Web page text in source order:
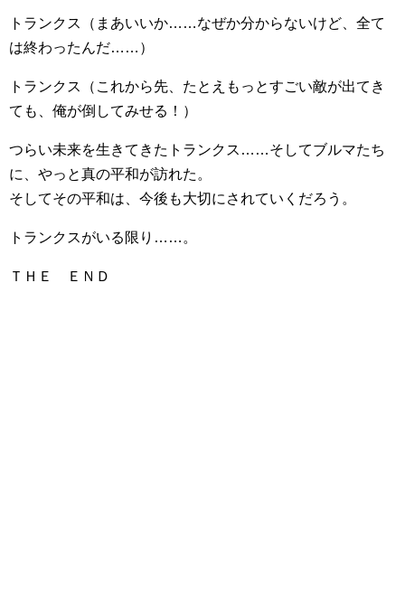
トランクス（まあいいか……なぜか分からないけど、全て
は終わったんだ……）
トランクス（これから先、たとえもっとすごい敵が出てき
ても、俺が倒してみせる！）
つらい未来を生きてきたトランクス……そしてブルマたち
に、やっと真の平和が訪れた。
そしてその平和は、今後も大切にされていくだろう。
トランクスがいる限り……。
ＴＨＥ ＥＮＤ